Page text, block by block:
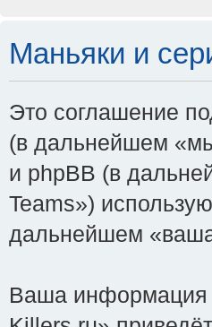
Маньяки и
Это соглашение
(в дальнейшем
и phpBB (в
Teams»)
дальнейшем
Ваша информация